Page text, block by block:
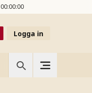
00:00:00
Logga in